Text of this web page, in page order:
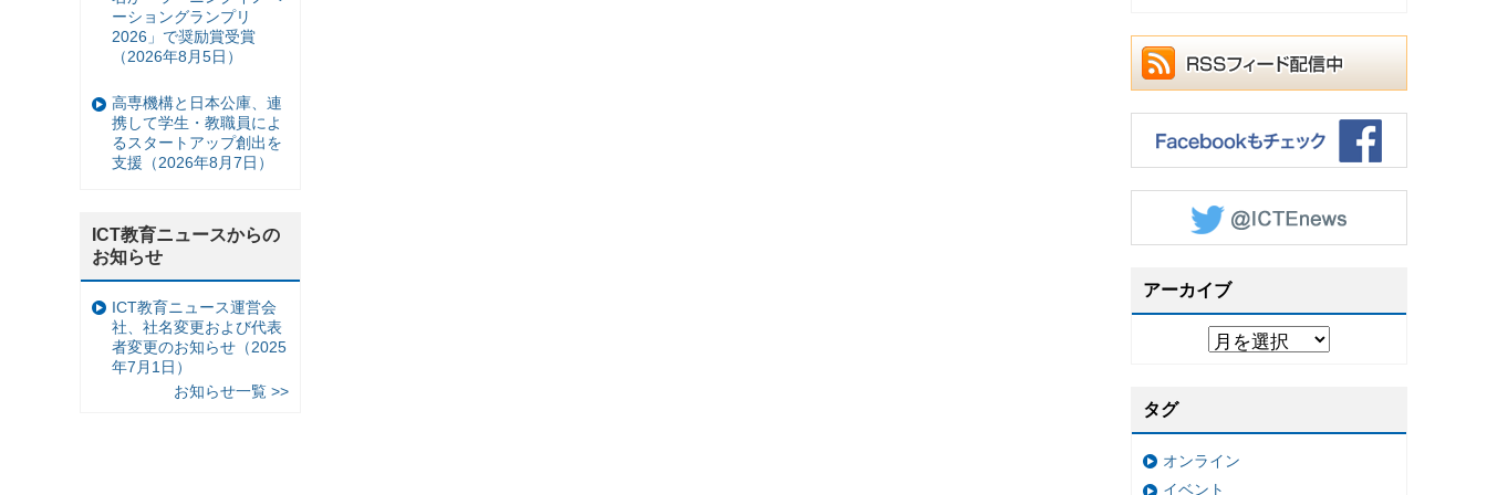
アーカイブ
タグ
オンライン
イベント
ーショングランプリ
2026」で奨励賞受賞
（2026年8月5日）
高専機構と日本公庫、連
携して学生・教職員によ
るスタートアップ創出を
支援（2026年8月7日）
ICT教育ニュースからの
お知らせ
ICT教育ニュース運営会
社、社名変更および代表
者変更のお知らせ（2025
年7月1日）
お知らせ一覧 >>